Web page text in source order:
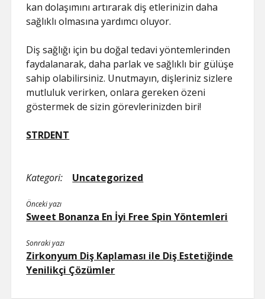
kan dolaşımını artırarak diş etlerinizin daha
sağlıklı olmasına yardımcı oluyor.
Diş sağlığı için bu doğal tedavi yöntemlerinden
faydalanarak, daha parlak ve sağlıklı bir gülüşe
sahip olabilirsiniz. Unutmayın, dişleriniz sizlere
mutluluk verirken, onlara gereken özeni
göstermek de sizin görevlerinizden biri!
STRDENT
Kategori: Uncategorized
Önceki yazı
Sweet Bonanza En İyi Free Spin Yöntemleri
Sonraki yazı
Zirkonyum Diş Kaplaması ile Diş Estetiğinde
Yenilikçi Çözümler